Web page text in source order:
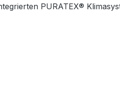
PURATEX®